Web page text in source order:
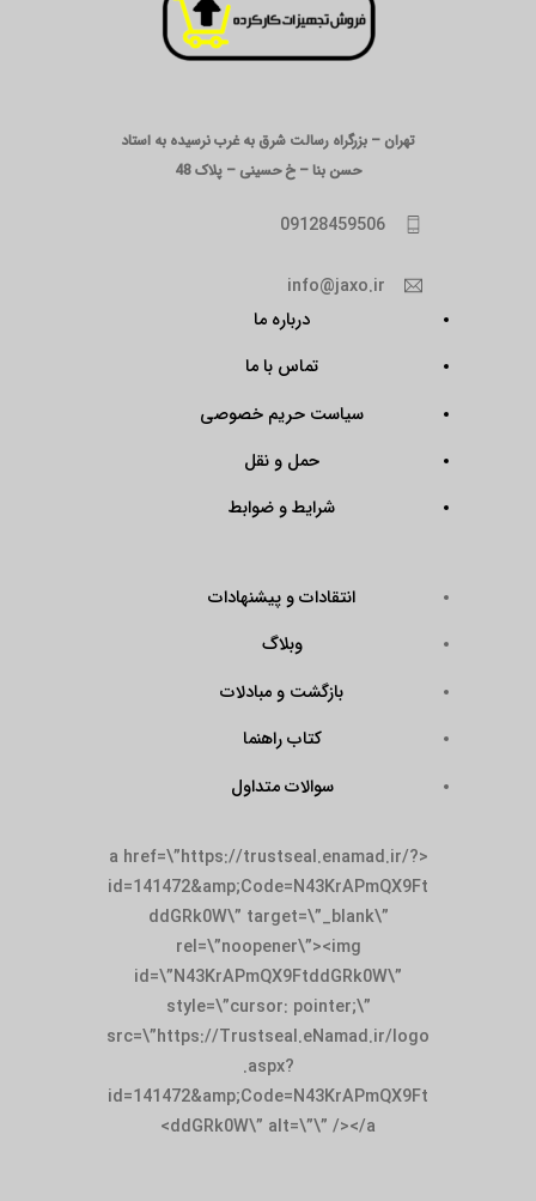
تهران – بزرگراه رسالت شرق به غرب نرسیده به استاد
حسن بنا – خ حسینی – پلاک 48
09128459506
info@jaxo.ir
درباره ما
تماس با ما
سیاست حریم خصوصی
حمل و نقل
شرایط و ضوابط
انتقادات و پیشنهادات
وبلاگ
بازگشت و مبادلات
کتاب راهنما
سوالات متداول
<a href=\”https://trustseal.enamad.ir/?
id=141472&amp;Code=N43KrAPmQX9Ft
ddGRk0W\” target=\”_blank\”
rel=\”noopener\”><img
id=\”N43KrAPmQX9FtddGRk0W\”
style=\”cursor: pointer;\”
src=\”https://Trustseal.eNamad.ir/logo
.aspx?
id=141472&amp;Code=N43KrAPmQX9Ft
ddGRk0W\” alt=\”\” /></a>